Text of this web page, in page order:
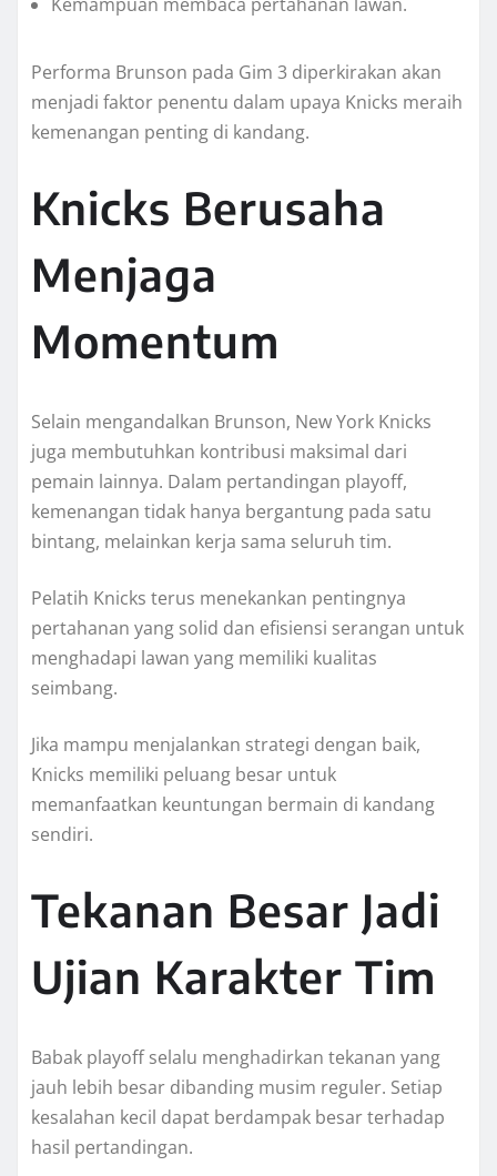
Performa Brunson pada Gim 3 diperkirakan akan
menjadi faktor penentu dalam upaya Knicks meraih
kemenangan penting di kandang.
Knicks Berusaha
Menjaga
Momentum
Selain mengandalkan Brunson, New York Knicks
juga membutuhkan kontribusi maksimal dari
pemain lainnya. Dalam pertandingan playoff,
kemenangan tidak hanya bergantung pada satu
bintang, melainkan kerja sama seluruh tim.
Pelatih Knicks terus menekankan pentingnya
pertahanan yang solid dan efisiensi serangan untuk
menghadapi lawan yang memiliki kualitas
seimbang.
Jika mampu menjalankan strategi dengan baik,
Knicks memiliki peluang besar untuk
memanfaatkan keuntungan bermain di kandang
sendiri.
Tekanan Besar Jadi
Ujian Karakter Tim
Babak playoff selalu menghadirkan tekanan yang
jauh lebih besar dibanding musim reguler. Setiap
kesalahan kecil dapat berdampak besar terhadap
hasil pertandingan.